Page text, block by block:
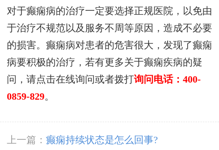
对于癫痫病的治疗一定要选择正规医院，以免由
于治疗不规范以及服务不周等原因，造成不必要
的损害。癫痫病对患者的危害很大，发现了癫痫
病要积极的治疗，若有更多关于癫痫疾病的疑
问，请点击在线询问或者拨打询问电话：400-
0859-829。
上一篇： 癫痫持续状态是怎么回事?